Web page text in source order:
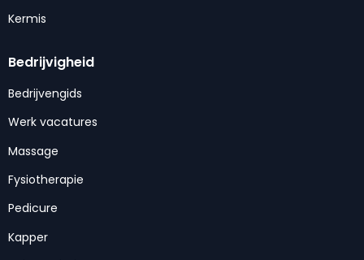
Kermis
Bedrijvigheid
Bedrijvengids
Werk vacatures
Massage
Fysiotherapie
Pedicure
Kapper